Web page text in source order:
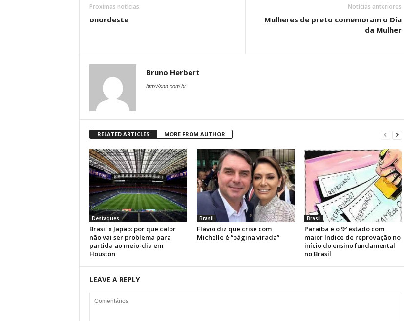
Proximas notícias
onordeste
Notícias anteriores
Mulheres de preto comemoram o Dia
da Mulher
Bruno Herbert
http://snn.com.br
RELATED ARTICLES MORE FROM AUTHOR
Destaques
Brasil x Japão: por que calor
não vai ser problema para
partida ao meio-dia em
Houston
Brasil
Flávio diz que crise com
Michelle é “página virada”
Brasil
Paraíba é o 9º estado com
maior índice de reprovação no
início do ensino fundamental
no Brasil
LEAVE A REPLY